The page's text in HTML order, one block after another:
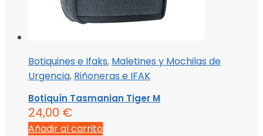
Botiquines e Ifaks, Maletines y Mochilas de
Urgencia, Riñoneras e IFAK
Botiquín Tasmanian Tiger M
24,00 €
Añadir al carrito